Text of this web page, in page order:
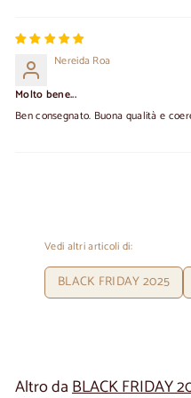
Nereida Roa
Molto bene...
Ben consegnato. Buona qualità e
Vedi altri articoli di:
BLACK FRIDAY 2025
Altro daBLACK FRIDAY